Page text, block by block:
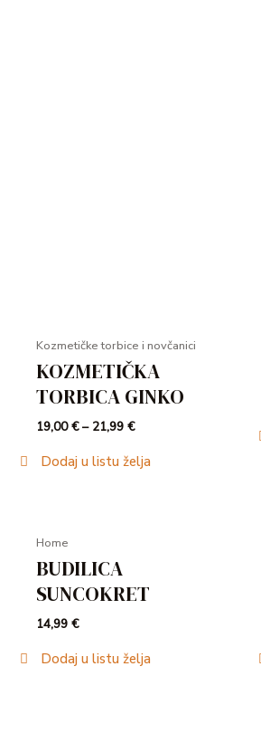
Kozmetičke torbice i novčanici
KOZMETIČKA
TORBICA GINKO
19,00€– 21,99 €
Dodaj u listu želja
Home
BUDILICA
SUNCOKRET
14,99 €
Dodaj u listu želja